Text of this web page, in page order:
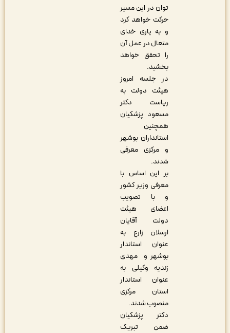
توان در این مسیر
حرکت خواهد کرد
و به یاری خدای
متعال در عمل آن
را تحقق خواهد
در جلسه امروز
هیئت دولت به
ریاست دکتر
مسعود پزشکیان
همچنین
استانداران بوشهر
و مرکزی معرفی
بر این اساس با
معرفی وزیر کشور
و با تصویب
اعضای هیئت
دولت آقایان
ارسلان زارع به
عنوان استاندار
بوشهر و مهدی
زندیه وکیلی به
عنوان استاندار
استان مرکزی
منصوب شدند.
دکتر پزشکیان
ضمن تبریک